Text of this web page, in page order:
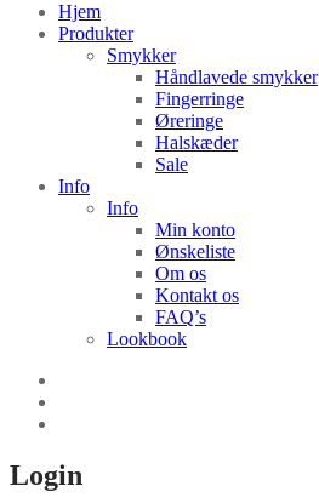
Hjem
Produkter
Smykker
Håndlavede smykker
Fingerringe
Øreringe
Halskæder
Sale
Info
Info
Min konto
Ønskeliste
Om os
Kontakt os
FAQ’s
Lookbook
Login